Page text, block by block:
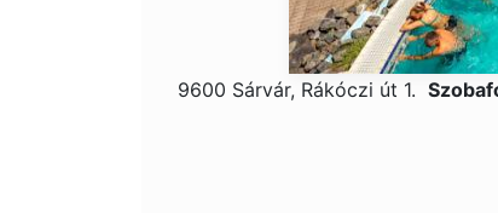
9600 Sárvár, Rákóczi út 1.